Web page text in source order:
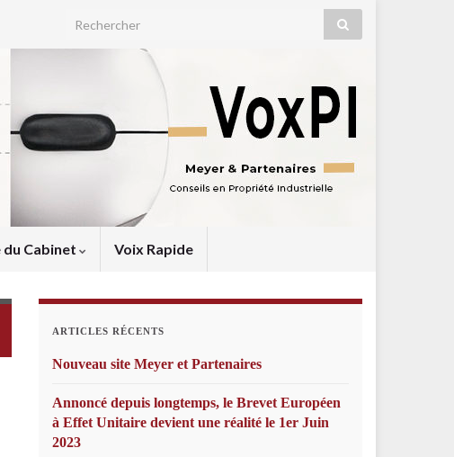
Search for:
Cabinet Voix Rapide
ARTICLES RÉCENTS
Nouveau site Meyer et Partenaires
Annoncé depuis longtemps, le Brevet Européen
à Effet Unitaire devient une réalité le 1er Juin
2023